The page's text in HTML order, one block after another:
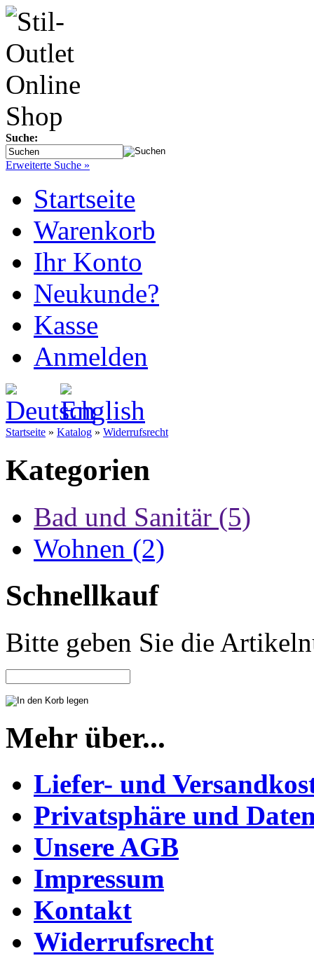
Suche:
Erweiterte Suche »
Startseite
Warenkorb
Ihr Konto
Neukunde?
Kasse
Anmelden
Startseite » Katalog » Widerrufsrecht
Kategorien
Bad und Sanitär (5)
Wohnen (2)
Schnellkauf
Bitte geben Sie die
Mehr über...
Liefer- und
Privatsphäre und
Unsere AGB
Impressum
Kontakt
Widerrufsrecht